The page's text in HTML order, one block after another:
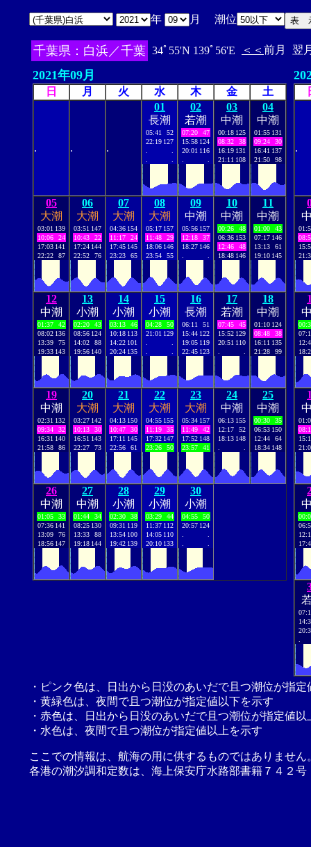
年 月 潮位
千葉県：白浜／千葉 34ﾟ55'N 139ﾟ56'E ＜＜ 前月 翌
2021年09月
日 月 火 水 木 金 土
. . .
01
長潮
05:41
52
22:19 127
02
若潮
07:20
47
15:58 124
20:01 116
03
中潮
00:18 125
08:32
38
16:19 131
21:11 108
04
中潮
01:55 131
09:24
30
16:41 137
21:50
98
05
大潮
03:01 139
10:06
24
17:03 141
22:22
87
06
大潮
03:51 147
10:43
22
17:24 144
22:52
76
07
大潮
04:36 154
11:17
24
17:45 145
23:23
65
08
大潮
05:17 157
11:48
29
18:06 146
23:54
55
09
中潮
05:56 157
12:18
37
18:27 146
10
中潮
00:26
48
06:36 153
12:46
48
18:48 146
11
中潮
01:00
43
07:17 146
13:13
61
19:10 145
12
中潮
01:37
42
08:02 136
13:39
75
19:33 143
13
小潮
02:20
43
08:56 124
14:02
88
19:56 140
14
小潮
03:13
46
10:18 113
14:22 101
20:24 135
15
小潮
04:28
50
21:01 129
16
長潮
06:11
51
15:44 122
19:05 119
22:45 123
17
若潮
07:45
45
15:52 129
20:51 110
18
中潮
01:10 124
08:48
38
16:11 135
21:28
99
19
中潮
02:31 132
09:34
32
16:31 140
21:58
86
20
大潮
03:27 142
10:13
30
16:51 143
22:27
73
21
大潮
04:13 150
10:47
30
17:11 145
22:56
61
22
大潮
04:55 155
11:19
35
17:32 147
23:26
50
23
大潮
05:34 157
11:49
42
17:52 148
23:57
41
24
中潮
06:13 155
12:17
52
18:13 148
25
中潮
00:30
35
06:53 150
12:44
64
18:34 148
26
中潮
01:05
33
07:36 141
13:09
76
18:56 147
27
中潮
01:44
34
08:25 130
13:33
88
19:18 144
28
小潮
02:30
38
09:31 119
13:54 100
19:42 139
29
小潮
03:29
44
11:37 112
14:05 110
20:10 133
30
小潮
04:55
50
20:57 124
.
・ピンク色は、日出から日没のあいだで且つ潮位が指
・黄緑色は、夜間で且つ潮位が指定値以下を示す
・赤色は、日出から日没のあいだで且つ潮位が指定値以
・水色は、夜間で且つ潮位が指定値以上を示す
ここでの情報は、航海の用に供するものではありませ
各港の潮汐調和定数は、海上保安庁水路部書籍７４２